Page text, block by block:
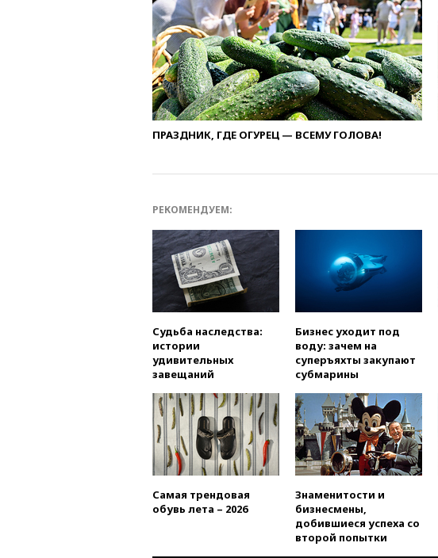
ПРАЗДНИК, ГДЕ ОГУРЕЦ — ВСЕМУ ГОЛОВА!
РЕКОМЕНДУЕМ:
Судьба наследства:
истории
удивительных
завещаний
Бизнес уходит под
воду: зачем на
суперъяхты закупают
субмарины
Самая трендовая
обувь лета – 2026
Знаменитости и
бизнесмены,
добившиеся успеха со
второй попытки